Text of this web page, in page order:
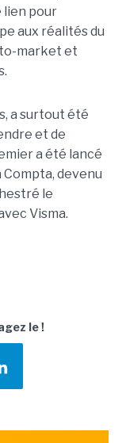
lien pour
aux réalités du
market et
a surtout été
et de
a été lancé
Compta, devenu
le
Visma.
le !